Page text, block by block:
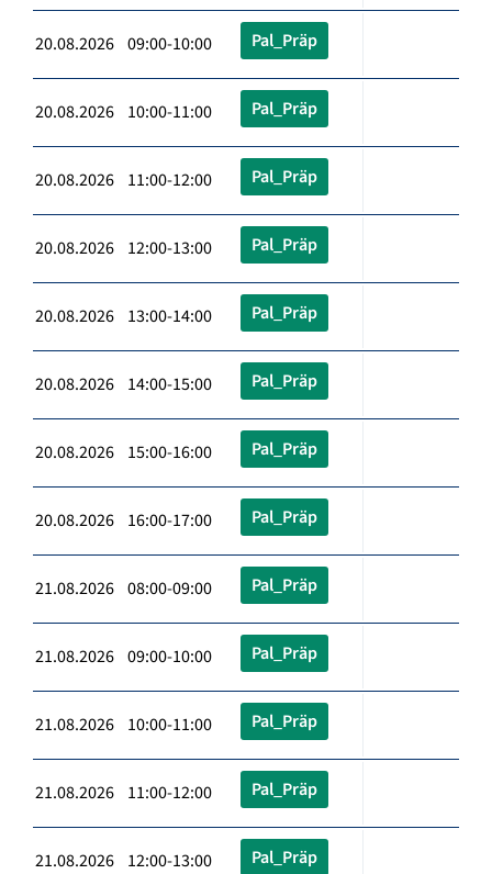
20.08.2026 09:00-10:00 Pal_Präp
20.08.2026 10:00-11:00 Pal_Präp
20.08.2026 11:00-12:00 Pal_Präp
20.08.2026 12:00-13:00 Pal_Präp
20.08.2026 13:00-14:00 Pal_Präp
20.08.2026 14:00-15:00 Pal_Präp
20.08.2026 15:00-16:00 Pal_Präp
20.08.2026 16:00-17:00 Pal_Präp
21.08.2026 08:00-09:00 Pal_Präp
21.08.2026 09:00-10:00 Pal_Präp
21.08.2026 10:00-11:00 Pal_Präp
21.08.2026 11:00-12:00 Pal_Präp
21.08.2026 12:00-13:00 Pal_Präp